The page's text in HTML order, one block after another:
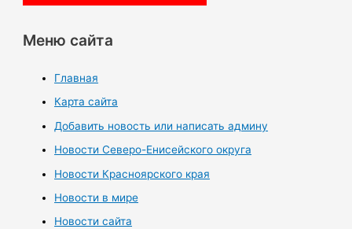
Меню сайта
Главная
Карта сайта
Добавить новость или написать админу
Новости Северо-Енисейского округа
Новости Красноярского края
Новости в мире
Новости сайта